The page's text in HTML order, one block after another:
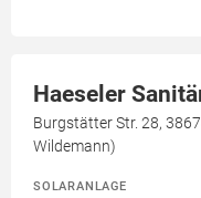
Haeseler
Burgstätter Str. 28,
Wildemann)
SOLARANLAGE